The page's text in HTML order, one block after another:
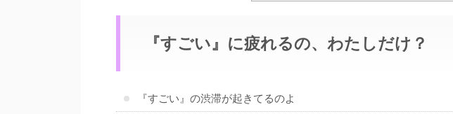
『すごい』に疲れるの、わたしだけ？
『すごい』の渋滞が起きてるのよ